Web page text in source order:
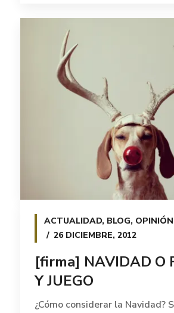
ACTUALIDAD, BLOG, OPINIÓN
26 DICIEMBRE, 2012
[firma] NAVIDAD O
Y JUEGO
¿Cómo considerar la Navidad?